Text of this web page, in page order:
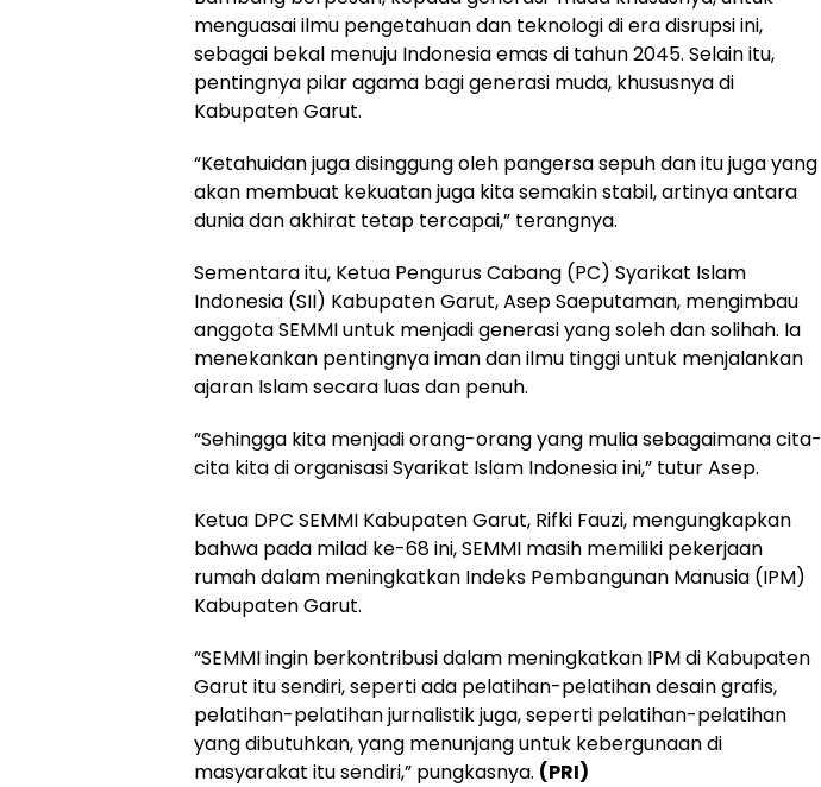
menguasai ilmu pengetahuan dan teknologi di era disrupsi ini,
sebagai bekal menuju Indonesia emas di tahun 2045. Selain itu,
pentingnya pilar agama bagi generasi muda, khususnya di
Kabupaten Garut.
“Ketahuidan juga disinggung oleh pangersa sepuh dan itu juga yang
akan membuat kekuatan juga kita semakin stabil, artinya antara
dunia dan akhirat tetap tercapai,” terangnya.
Sementara itu, Ketua Pengurus Cabang (PC) Syarikat Islam
Indonesia (SII) Kabupaten Garut, Asep Saeputaman, mengimbau
anggota SEMMI untuk menjadi generasi yang soleh dan solihah. Ia
menekankan pentingnya iman dan ilmu tinggi untuk menjalankan
ajaran Islam secara luas dan penuh.
“Sehingga kita menjadi orang-orang yang mulia sebagaimana cita-
cita kita di organisasi Syarikat Islam Indonesia ini,” tutur Asep.
Ketua DPC SEMMI Kabupaten Garut, Rifki Fauzi, mengungkapkan
bahwa pada milad ke-68 ini, SEMMI masih memiliki pekerjaan
rumah dalam meningkatkan Indeks Pembangunan Manusia (IPM)
Kabupaten Garut.
“SEMMI ingin berkontribusi dalam meningkatkan IPM di Kabupaten
Garut itu sendiri, seperti ada pelatihan-pelatihan desain grafis,
pelatihan-pelatihan jurnalistik juga, seperti pelatihan-pelatihan
yang dibutuhkan, yang menunjang untuk kebergunaan di
masyarakat itu sendiri,” pungkasnya. (PRI)